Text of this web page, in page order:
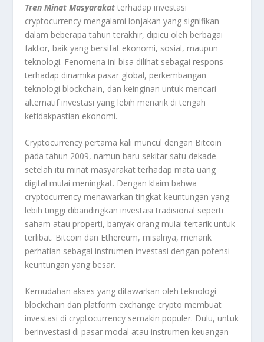
Tren Minat Masyarakat terhadap investasi
cryptocurrency mengalami lonjakan yang signifikan
dalam beberapa tahun terakhir, dipicu oleh berbagai
faktor, baik yang bersifat ekonomi, sosial, maupun
teknologi. Fenomena ini bisa dilihat sebagai respons
terhadap dinamika pasar global, perkembangan
teknologi blockchain, dan keinginan untuk mencari
alternatif investasi yang lebih menarik di tengah
ketidakpastian ekonomi.
Cryptocurrency pertama kali muncul dengan Bitcoin
pada tahun 2009, namun baru sekitar satu dekade
setelah itu minat masyarakat terhadap mata uang
digital mulai meningkat. Dengan klaim bahwa
cryptocurrency menawarkan tingkat keuntungan yang
lebih tinggi dibandingkan investasi tradisional seperti
saham atau properti, banyak orang mulai tertarik untuk
terlibat. Bitcoin dan Ethereum, misalnya, menarik
perhatian sebagai instrumen investasi dengan potensi
keuntungan yang besar.
Kemudahan akses yang ditawarkan oleh teknologi
blockchain dan platform exchange crypto membuat
investasi di cryptocurrency semakin populer. Dulu, untuk
berinvestasi di pasar modal atau instrumen keuangan